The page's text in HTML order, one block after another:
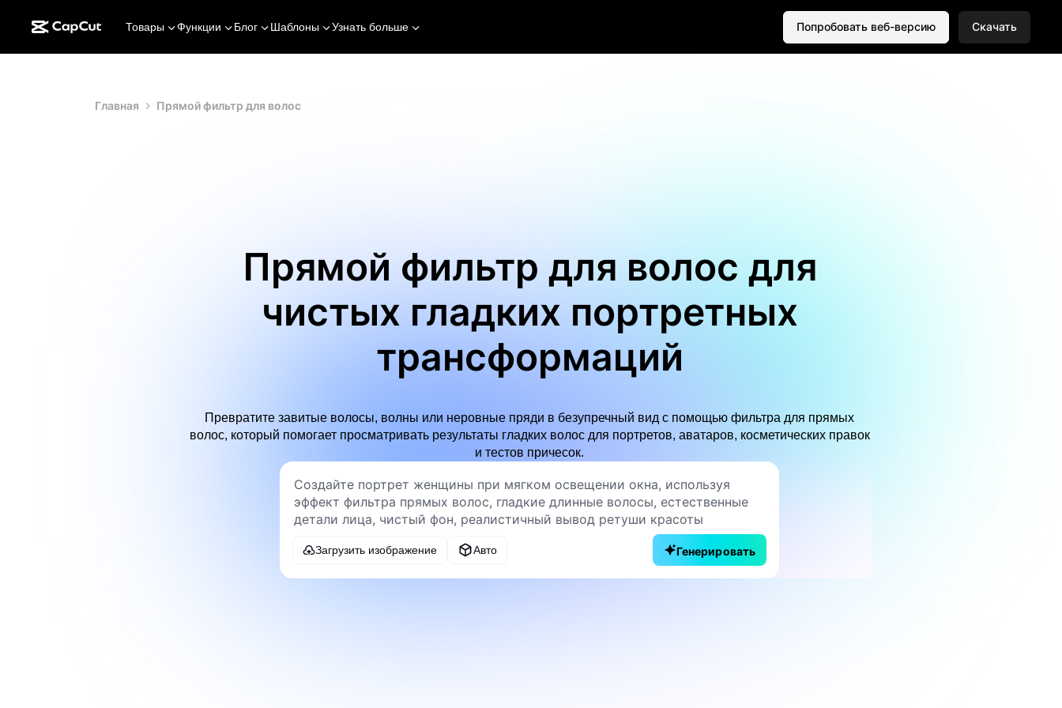
Товары Функции Блог Шаблоны Узнать больше Попробовать веб-версию Скачать
Главная Прямой фильтр для волос
Прямой фильтр для волос для
чистых гладких портретных
трансформаций
Превратите завитые волосы, волны или неровные пряди в безупречный вид с помощью фильтра для прямых
волос, который помогает просматривать результаты гладких волос для портретов, аватаров, косметических правок
и тестов причесок.
Загрузить изображение Авто Генерировать